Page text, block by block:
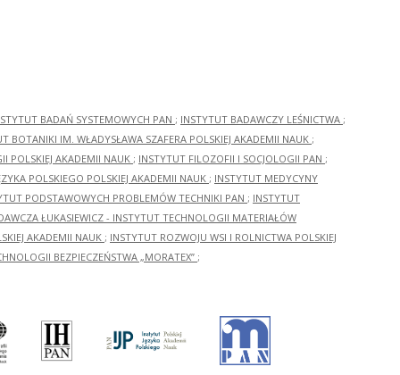
BADAŃ SYSTEMOWYCH PAN ; INSTYTUT BADAWCZY LEŚNICTWA ;
BOTANIKI IM. WŁADYSŁAWA SZAFERA POLSKIEJ AKADEMII NAUK ;
POLSKIEJ AKADEMII NAUK ; INSTYTUT FILOZOFII I SOCJOLOGII PAN ;
POLSKIEGO POLSKIEJ AKADEMII NAUK ; INSTYTUT MEDYCYNY
PODSTAWOWYCH PROBLEMÓW TECHNIKI PAN ; INSTYTUT
ŁUKASIEWICZ - INSTYTUT TECHNOLOGII MATERIAŁÓW
AKADEMII NAUK ; INSTYTUT ROZWOJU WSI I ROLNICTWA POLSKIEJ
BEZPIECZEŃSTWA „MORATEX” ;